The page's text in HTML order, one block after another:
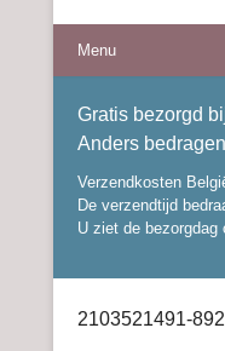
Menu
Gratis bezorgd
Anders
Verzendkosten
De verzendtijd
U ziet de bezorgdag
2103521491-